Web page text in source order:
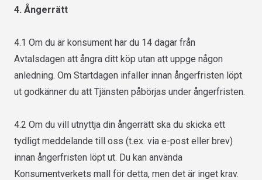
4. Ångerrätt
4.1 Om du är konsument har du 14 dagar från
Avtalsdagen att ångra ditt köp utan att uppge någon
anledning. Om Startdagen infaller innan ångerfristen löpt
ut godkänner du att Tjänsten påbörjas under ångerfristen.
4.2 Om du vill utnyttja din ångerrätt ska du skicka ett
tydligt meddelande till oss (t.ex. via e-post eller brev)
innan ångerfristen löpt ut. Du kan använda
Konsumentverkets mall för detta, men det är inget krav.